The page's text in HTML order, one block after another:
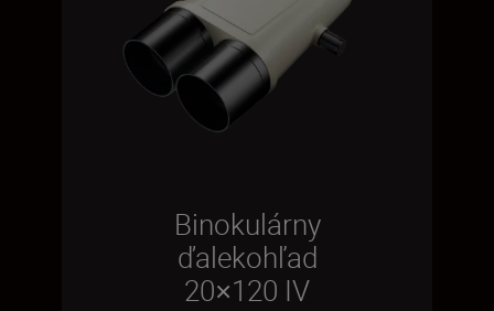
Binokulárny
ďalekohľad
20×120 IV